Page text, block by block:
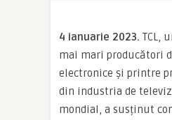
4 ianuarie 2023.TCL,
mai mari producători
electronice și printre
din industria de
mondial, a susținut